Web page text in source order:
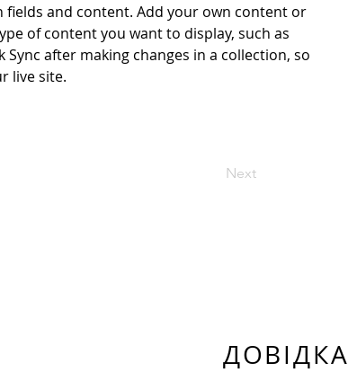
and content. Add your own content or
of content you want to display, such as
after making changes in a collection, so
live site.
Next
ДОВІДКА